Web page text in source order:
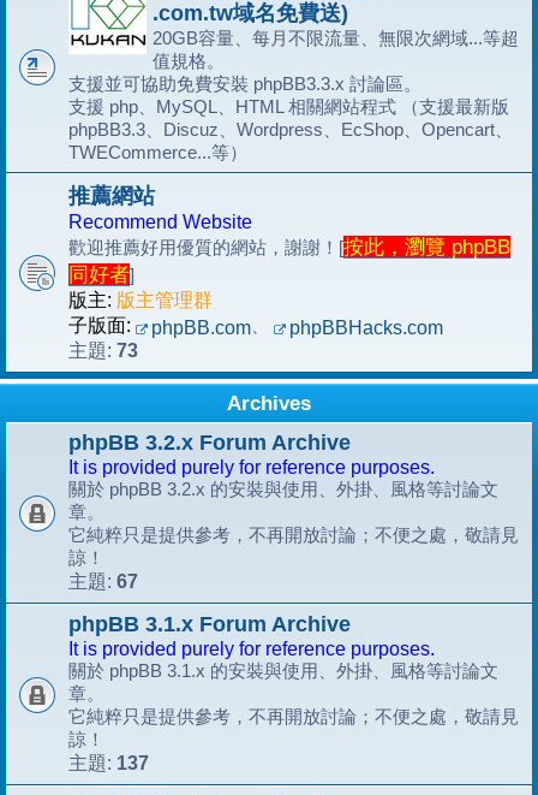
.com.tw域名免費送)
20GB容量、每月不限流量、無限次網域...等超
值規格。
支援並可協助免費安裝 phpBB3.3.x 討論區。
支援 php、MySQL、HTML 相關網站程式 （支援最新版
phpBB3.3、Discuz、Wordpress、EcShop、Opencart、
TWECommerce...等）
推薦網站
Recommend Website
歡迎推薦好用優質的網站，謝謝！[按此，瀏覽 phpBB
同好者]
版主: 版主管理群
子版面:
phpBB.com、
phpBBHacks.com
主題: 73
Archives
phpBB 3.2.x Forum Archive
It is provided purely for reference purposes.
關於 phpBB 3.2.x 的安裝與使用、外掛、風格等討論文
章。
它純粹只是提供參考，不再開放討論；不便之處，敬請見
諒！
主題: 67
phpBB 3.1.x Forum Archive
It is provided purely for reference purposes.
關於 phpBB 3.1.x 的安裝與使用、外掛、風格等討論文
章。
它純粹只是提供參考，不再開放討論；不便之處，敬請見
諒！
主題: 137